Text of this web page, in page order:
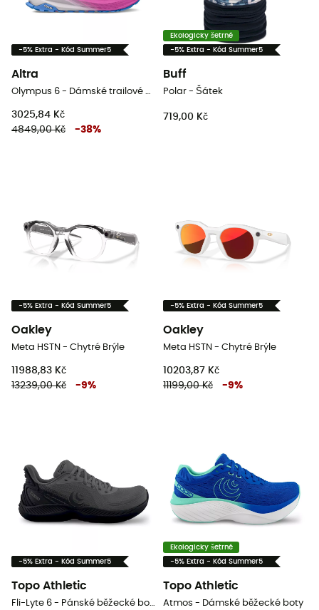
-5% Extra - Kód Summer5
Altra
Olympus 6 - Dámské trailové běžecké boty
3025,84 Kč
4849,00 Kč
-38%
Ekologicky šetrné
-5% Extra - Kód Summer5
Buff
Polar - Šátek
719,00 Kč
-5% Extra - Kód Summer5
Oakley
Meta HSTN - Chytré Brýle
11988,83 Kč
13239,00 Kč
-9%
-5% Extra - Kód Summer5
Oakley
Meta HSTN - Chytré Brýle
10203,87 Kč
11199,00 Kč
-9%
-5% Extra - Kód Summer5
Topo Athletic
Fli-Lyte 6 - Pánské běžecké boty
Ekologicky šetrné
-5% Extra - Kód Summer5
Topo Athletic
Atmos - Dámské běžecké boty